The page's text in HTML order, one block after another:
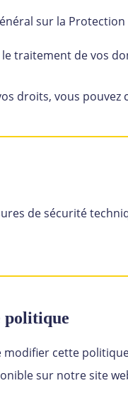
sur la
traitement de vos
droits, vous pouvez
de sécurité
politique
cette
sur notre site